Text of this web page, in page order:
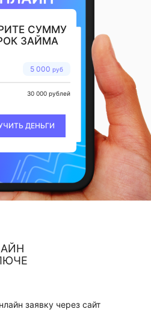
СУММУ
ЗАЙМА
5 000 руб
30 000 рублей
ДЕНЬГИ
заявку через сайт